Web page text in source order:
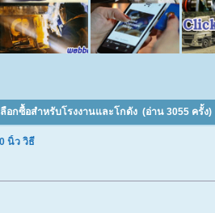
กซื้อสำหรับโรงงานและโกดัง (อ่าน 3055 ครั้ง)
นิ้ว วิธี